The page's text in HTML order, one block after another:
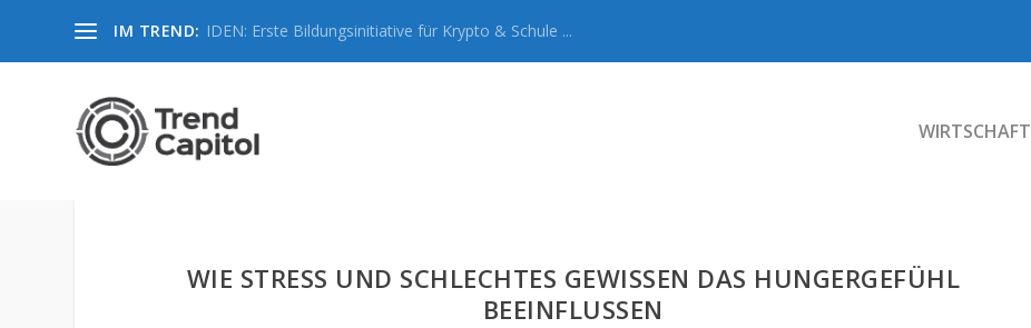
IM TREND: IDEN: Erste Bildungsinitiative für Krypto & Schule ...
WIRTSCHAFT
WIE STRESS UND SCHLECHTES GEWISSEN DAS HUNGERGEFÜHL
BEEINFLUSSEN